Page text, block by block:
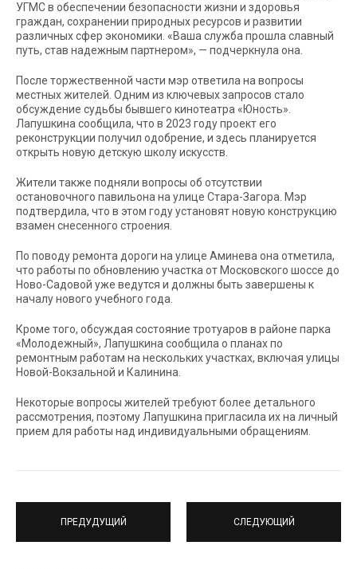
УГМС в обеспечении безопасности жизни и здоровья
граждан, сохранении природных ресурсов и развитии
различных сфер экономики. «Ваша служба прошла славный
путь, став надежным партнером», — подчеркнула она.
После торжественной части мэр ответила на вопросы
местных жителей. Одним из ключевых запросов стало
обсуждение судьбы бывшего кинотеатра «Юность».
Лапушкина сообщила, что в 2023 году проект его
реконструкции получил одобрение, и здесь планируется
открыть новую детскую школу искусств.
Жители также подняли вопросы об отсутствии
остановочного павильона на улице Стара-Загора. Мэр
подтвердила, что в этом году установят новую конструкцию
взамен снесенного строения.
По поводу ремонта дороги на улице Аминева она отметила,
что работы по обновлению участка от Московского шоссе до
Ново-Садовой уже ведутся и должны быть завершены к
началу нового учебного года.
Кроме того, обсуждая состояние тротуаров в районе парка
«Молодежный», Лапушкина сообщила о планах по
ремонтным работам на нескольких участках, включая улицы
Новой-Вокзальной и Калинина.
Некоторые вопросы жителей требуют более детального
рассмотрения, поэтому Лапушкина пригласила их на личный
прием для работы над индивидуальными обращениям.
ПРЕДУДУЩИЙ СЛЕДУЮЩИЙ